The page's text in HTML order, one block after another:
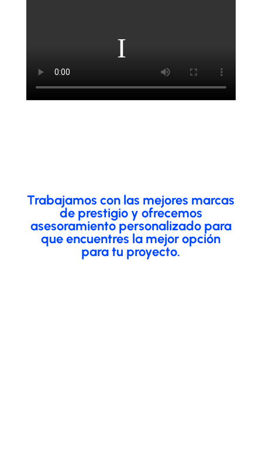
Trabajamos con las mejores marcas
de prestigio y ofrecemos
asesoramiento personalizado para
que encuentres la mejor opción
para tu proyecto.